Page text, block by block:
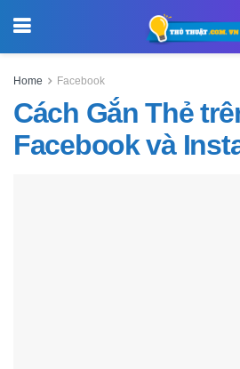
Home Facebook
Cách Gắn Thẻ
Facebook và